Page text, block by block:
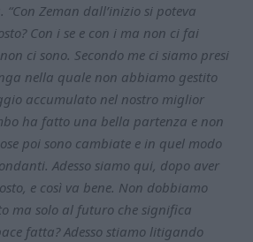
Zeman dall’inizio si poteva
Con i se e con i ma non ci fai
ci sono. Secondo me ci siamo presi
nella quale non abbiamo gestito
accumulato nel nostro miglior
ha fatto una bella partenza e non
poi sono cambiate e in quel modo
Adesso siamo qui, dopo aver
e così va bene. Non dobbiamo
ma solo al futuro che significa
fatta? Adesso stiamo litigando